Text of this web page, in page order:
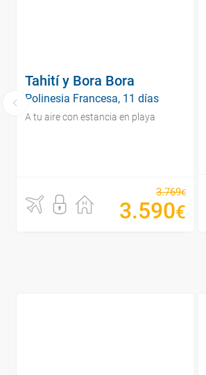
Tahití y Bora Bora
Polinesia Francesa, 11 días
A tu aire con estancia en playa
3.769€
3.590€